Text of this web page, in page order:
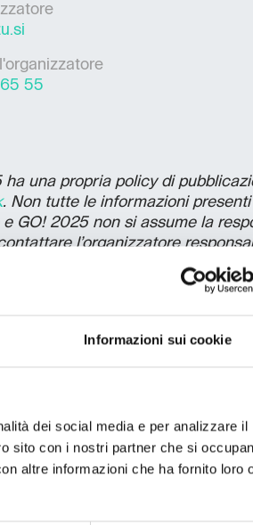
Informazioni sui cookie
dei social media e per analizzare il
sito con i nostri partner che si
altre informazioni che ha fornito loro
55
ha una propria policy di
. Non tutte le informazioni
GO! 2025 non si assume la
l’organizzatore
IL